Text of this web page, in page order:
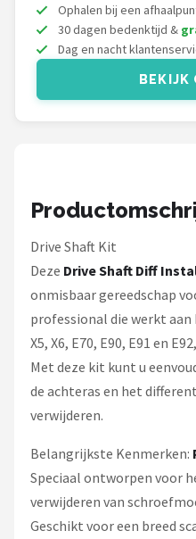
Unicorn
Red Dragon
Ophalen bij een
30 dagen bedenktijd &
Dag en nacht
BEKIJK
Drive Shaft Kit
Deze Drive Shaft Diff
onmisbaar gereedschap
professional die werkt aan
X5, X6, E70, E90, E91 en
Met deze kit kunt u
de achteras en het
verwijderen.
Belangrijkste Kenmerken:
Speciaal ontworpen voor
verwijderen van
Geschikt voor een breed